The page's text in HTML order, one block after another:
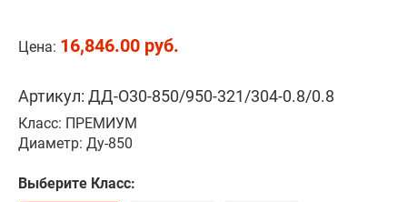
Цена: 16,846.00 руб.
Артикул: ДД-О30-850/950-321/304-0.8/0.8
Класс: ПРЕМИУМ
Диаметр: Ду-850
Выберите Класс: